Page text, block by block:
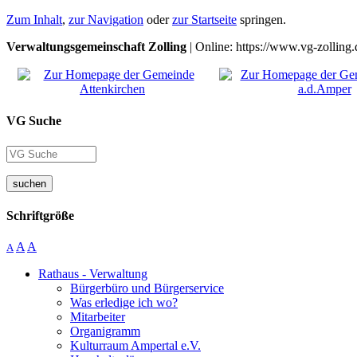
Zum Inhalt, zur Navigation oderzur Startseite springen.
Verwaltungsgemeinschaft Zolling | Online: https://www.vg-
VG Suche
suchen
Schriftgröße
A A A
Rathaus - Verwaltung
Bürgerbüro und Bürgerservice
Was erledige ich wo?
Mitarbeiter
Organigramm
Kulturraum Ampertal e.V.